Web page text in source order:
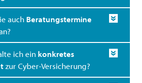
auch Beratungstermine
ich ein konkretes
zur Cyber-Versicherung?